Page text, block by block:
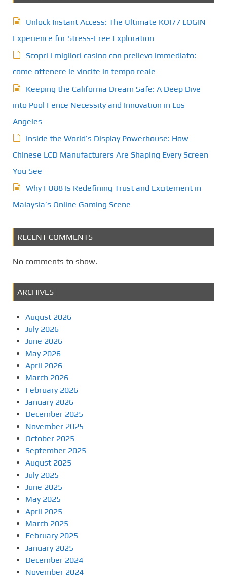
Unlock Instant Access: The Ultimate KOI77 LOGIN
Experience for Stress-Free Exploration
Scopri i migliori casino con prelievo immediato:
come ottenere le vincite in tempo reale
Keeping the California Dream Safe: A Deep Dive
into Pool Fence Necessity and Innovation in Los
Angeles
Inside the World’s Display Powerhouse: How
Chinese LCD Manufacturers Are Shaping Every Screen
You See
Why FU88 Is Redefining Trust and Excitement in
Malaysia’s Online Gaming Scene
RECENT COMMENTS
No comments to show.
ARCHIVES
August 2026
July 2026
June 2026
May 2026
April 2026
March 2026
February 2026
January 2026
December 2025
November 2025
October 2025
September 2025
August 2025
July 2025
June 2025
May 2025
April 2025
March 2025
February 2025
January 2025
December 2024
November 2024